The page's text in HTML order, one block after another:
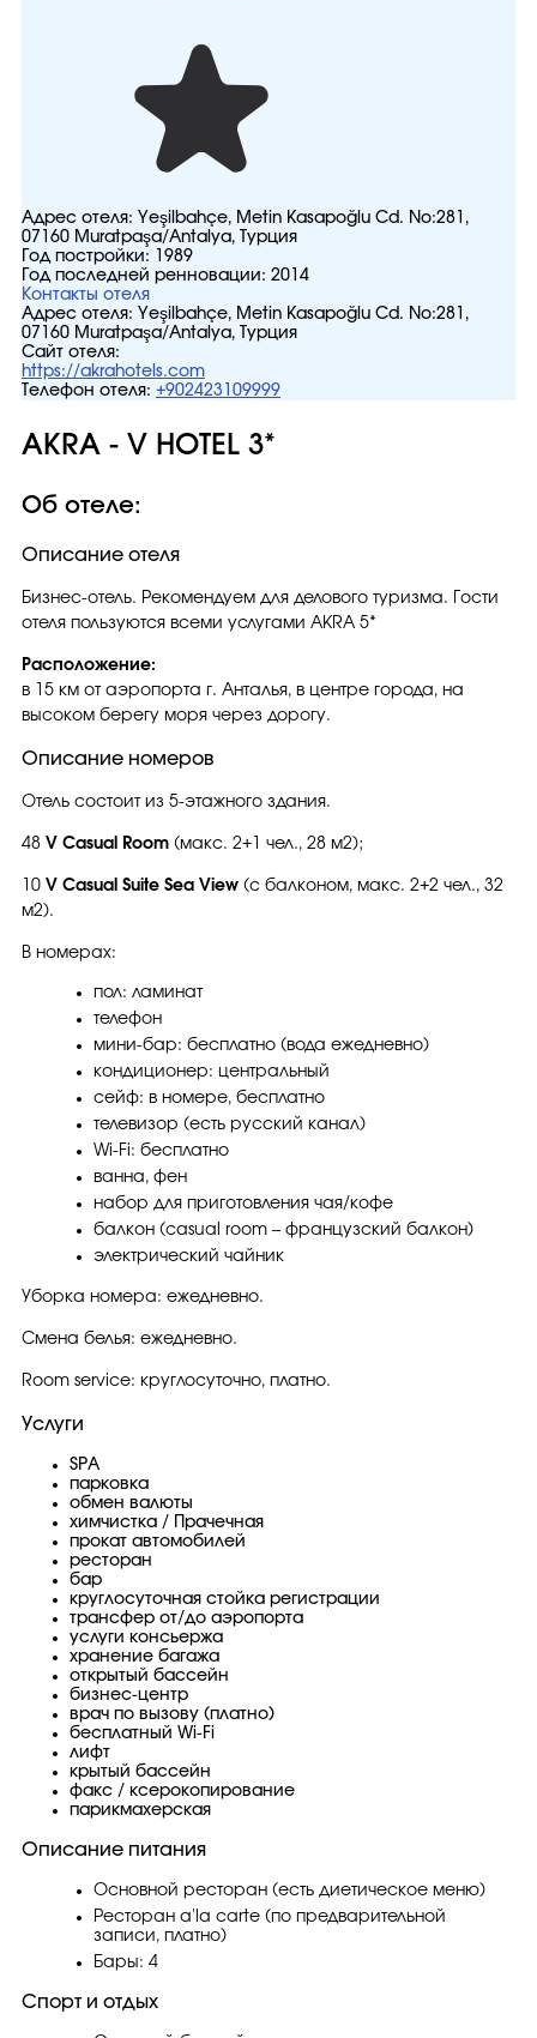
Адрес отеля: Yeşilbahçe, Metin Kasapoğlu Cd. No:281,
07160 Muratpaşa/Antalya, Турция
Год постройки:
1989
Год последней ренновации: 2014
Контакты отеля
Адрес отеля: Yeşilbahçe, Metin Kasapoğlu Cd. No:281,
07160 Muratpaşa/Antalya, Турция
Сайт отеля:
https://akrahotels.com
Телефон отеля: +902423109999
AKRA - V HOTEL 3*
Об отеле:
Описание отеля
Бизнес-отель. Рекомендуем для делового туризма. Гости
отеля пользуются всеми услугами AKRA 5*
Расположение:
в 15 км от аэропорта г. Анталья, в центре города, на
высоком берегу моря через дорогу.
Описание номеров
Отель состоит из 5-этажного здания.
48 V Casual Room (макс. 2+1 чел., 28 м2);
10 V Casual Suite Sea View (с балконом, макс. 2+2 чел., 32
м2).
В номерах:
пол: ламинат
телефон
мини-бар: бесплатно (вода ежедневно)
кондиционер: центральный
сейф: в номере, бесплатно
телевизор (есть русский канал)
Wi-Fi: бесплатно
ванна, фен
набор для приготовления чая/кофе
балкон (casual room – французский балкон)
электрический чайник
Уборка номера: ежедневно.
Смена белья: ежедневно.
Room service: круглосуточно, платно.
Услуги
SPA
парковка
обмен валюты
химчистка / Прачечная
прокат автомобилей
ресторан
бар
круглосуточная стойка регистрации
трансфер от/до аэропорта
услуги консьержа
хранение багажа
открытый бассейн
бизнес-центр
врач по вызову (платно)
бесплатный Wi-Fi
лифт
крытый бассейн
факс / ксерокопирование
парикмахерская
Описание питания
Основной ресторан (есть диетическое меню)
Ресторан a'la carte (по предварительной
записи, платно)
Бары: 4
Спорт и отдых